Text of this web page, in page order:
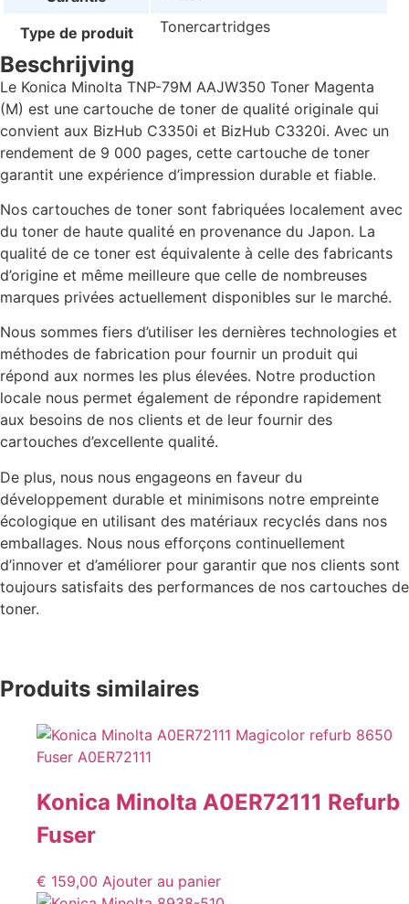
Type de produit Tonercartridges
Beschrijving
Le Konica Minolta TNP-79M AAJW350 Toner Magenta
(M) est une cartouche de toner de qualité originale qui
convient aux BizHub C3350i et BizHub C3320i. Avec un
rendement de 9 000 pages, cette cartouche de toner
garantit une expérience d’impression durable et fiable.
Nos cartouches de toner sont fabriquées localement avec
du toner de haute qualité en provenance du Japon. La
qualité de ce toner est équivalente à celle des fabricants
d’origine et même meilleure que celle de nombreuses
marques privées actuellement disponibles sur le marché.
Nous sommes fiers d’utiliser les dernières technologies et
méthodes de fabrication pour fournir un produit qui
répond aux normes les plus élevées. Notre production
locale nous permet également de répondre rapidement
aux besoins de nos clients et de leur fournir des
cartouches d’excellente qualité.
De plus, nous nous engageons en faveur du
développement durable et minimisons notre empreinte
écologique en utilisant des matériaux recyclés dans nos
emballages. Nous nous efforçons continuellement
d’innover et d’améliorer pour garantir que nos clients sont
toujours satisfaits des performances de nos cartouches de
toner.
Produits similaires
Konica Minolta A0ER72111 Refurb
Fuser
€ 159,00 Ajouter au panier